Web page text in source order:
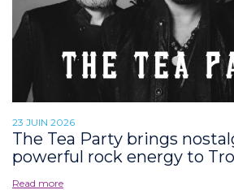
23 JUIN 2026
The Tea Party brings
powerful rock energy to
Read more